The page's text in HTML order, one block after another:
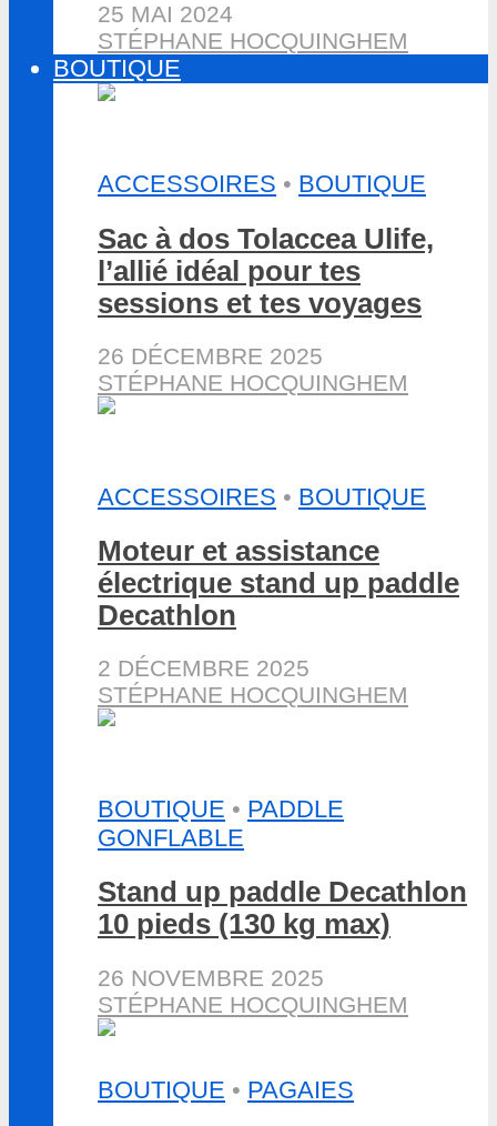
25 MAI 2024
STÉPHANE HOCQUINGHEM
BOUTIQUE
ACCESSOIRES • BOUTIQUE
Sac à dos Tolaccea Ulife,
l’allié idéal pour tes
sessions et tes voyages
26 DÉCEMBRE 2025
STÉPHANE HOCQUINGHEM
ACCESSOIRES • BOUTIQUE
Moteur et assistance
électrique stand up paddle
Decathlon
2 DÉCEMBRE 2025
STÉPHANE HOCQUINGHEM
BOUTIQUE • PADDLE
GONFLABLE
Stand up paddle Decathlon
10 pieds (130 kg max)
26 NOVEMBRE 2025
STÉPHANE HOCQUINGHEM
BOUTIQUE • PAGAIES